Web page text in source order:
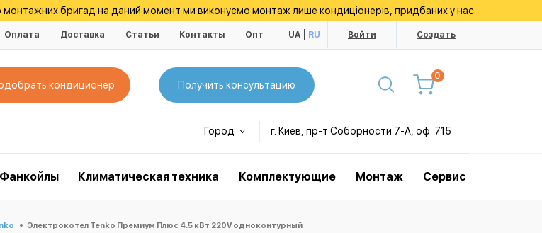
бригад на даний момент ми виконуємо монтаж лише кондиціонерів, придбаних у нас.
Оплата Доставка Статьи Контакты Опт UA RU Войти Создать
кондиционер Получить консультацию
0
Город г. Киев, пр-т Соборности 7-А, оф. 715
Фанкойлы Климатическая техника Комплектующие Монтаж Сервис
Электрокотел Tenko Премиум Плюс 4.5 кВт 220V одноконтурный